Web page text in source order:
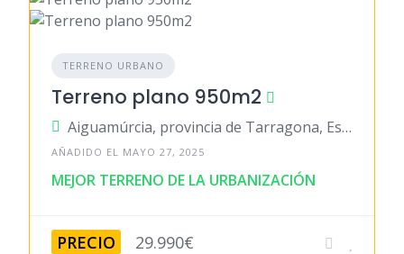
TERRENO URBANO
Terreno plano 950m2
Aiguamúrcia, provincia de Tarragona, España
AÑADIDO EL MAYO 27, 2025
MEJOR TERRENO DE LA URBANIZACIÓN
PRECIO 29.990€